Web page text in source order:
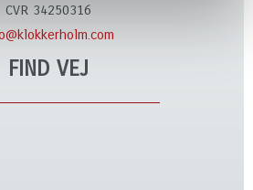
CVR 34250316
FIND VEJ